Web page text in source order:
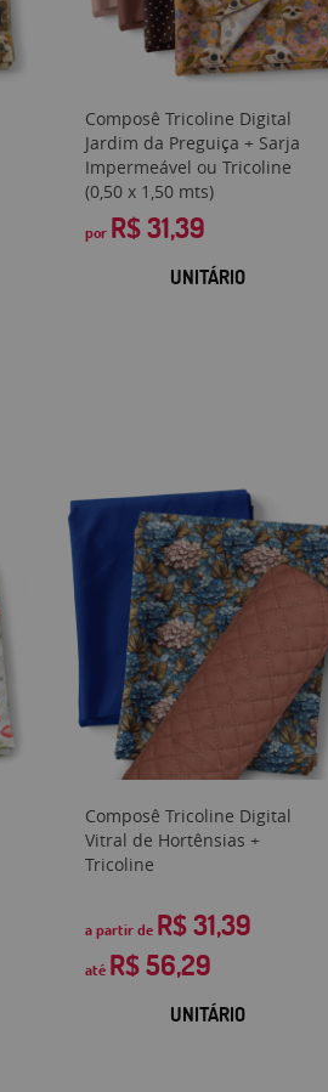
Composê Tricoline Digital
Jardim da Preguiça + Sarja
Impermeável ou Tricoline
(0,50 x 1,50 mts)
por R$ 31,39
UNITÁRIO
Composê Tricoline Digital
Vitral de Hortênsias +
Tricoline
a partir de R$ 31,39
até R$ 56,29
UNITÁRIO